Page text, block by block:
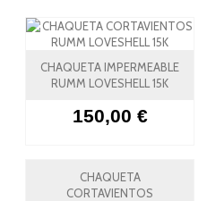
CHAQUETA IMPERMEABLE
RUMM LOVESHELL 15K
150,00 €
CHAQUETA
CORTAVIENTOS